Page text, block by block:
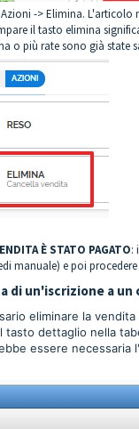
-> Elimina. L'articolo
il tasto elimina
o più rate sono già state
È STATO PAGATO:
manuale) e poi
di un'iscrizione a
eliminare la
tasto dettaglio nella
essere